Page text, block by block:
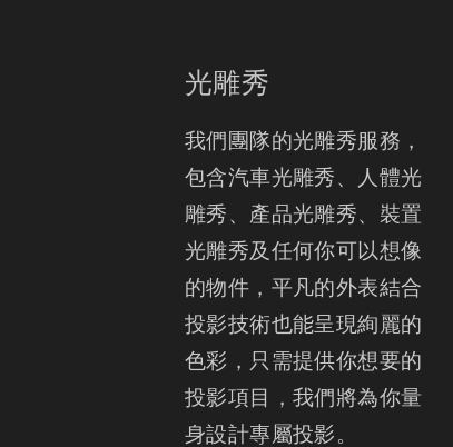
光雕秀
我們團隊的光雕秀服務，
包含汽車光雕秀、人體光
雕秀、產品光雕秀、裝置
光雕秀及任何你可以想像
的物件，平凡的外表結合
投影技術也能呈現絢麗的
色彩，只需提供你想要的
投影項目，我們將為你量
身設計專屬投影。